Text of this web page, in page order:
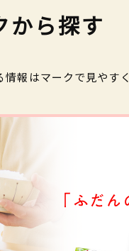
から探す
報はマークで見やす